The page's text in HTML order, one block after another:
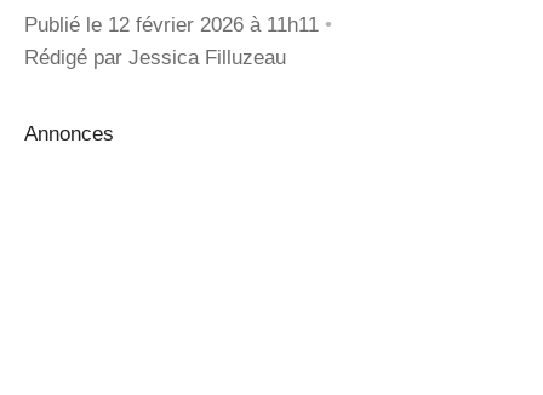
Publié le 12 février 2026 à 11h11 •
Rédigé par Jessica Filluzeau
Annonces